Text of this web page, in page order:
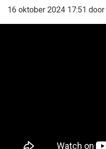
16 oktober 2024 17:51 door